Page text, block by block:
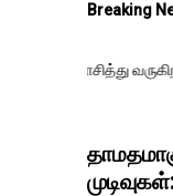
Breaking
வருகிறார். �.